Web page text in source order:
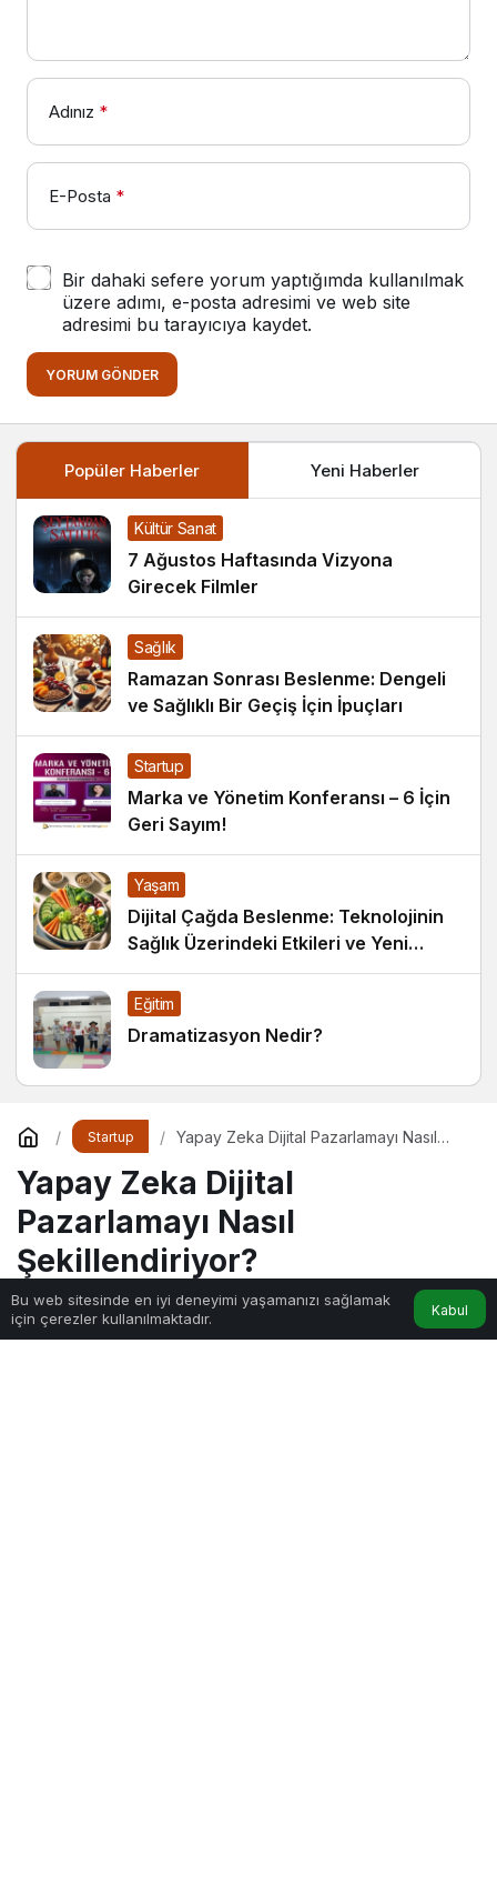
Adınız *
E-Posta *
Bir dahaki sefere yorum yaptığımda kullanılmak
üzere adımı, e-posta adresimi ve web site
adresimi bu tarayıcıya kaydet.
YORUM GÖNDER
Popüler Haberler Yeni Haberler
Kültür Sanat
7 Ağustos Haftasında Vizyona
Girecek Filmler
Sağlık
Ramazan Sonrası Beslenme: Dengeli
ve Sağlıklı Bir Geçiş İçin İpuçları
Startup
Marka ve Yönetim Konferansı – 6 İçin
Geri Sayım!
Yaşam
Dijital Çağda Beslenme: Teknolojinin
Sağlık Üzerindeki Etkileri ve Yeni
Alışkanlıklar
Eğitim
Dramatizasyon Nedir?
Startup
Yapay Zeka Dijital Pazarlamayı Nasıl
Yapay Zeka Dijital
Pazarlamayı Nasıl
Şekillendiriyor?
Bu web sitesinde en iyi deneyimi yaşamanızı sağlamak
için çerezler kullanılmaktadır.
Kabul